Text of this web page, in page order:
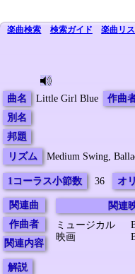
楽曲検索 検索ガイド 楽曲 リ
曲名
Little Girl Blue
別名
邦題
作曲
リズム Medium Swing,
1コーラス小節数 36 オ
関連曲
作曲者
関連内容
関連
ミュージカル
映画
解説